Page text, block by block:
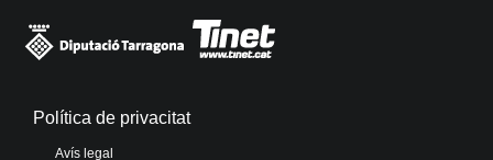
Política de privacitat
Avís legal